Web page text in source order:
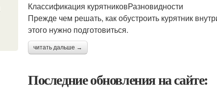
Классификация курятниковРазновидности
Прежде чем решать, как обустроить курятник
этого нужно подготовиться.
читать дальше →
Последние обновления на сайте: